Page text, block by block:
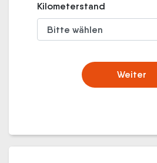
Kilometerstand
Weiter